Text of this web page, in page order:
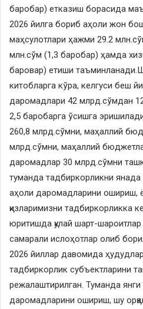
баробар) етказиш борасида
2026 йилга бориб аҳоли жон
маҳсулотлари ҳажми 29.2
млн.сўм (1,3 баробар) ҳамда
баровар) етиши
китобларга кўра, келгуси беш
даромадлари 42 млрд.сўмдан
2,5 баробарга ўсишга
260,8 млрд.сўмни, маҳаллий
млрд.сўмни, маҳаллий
даромадлар 30 млрд.сўмни
туманда тадбиркорликни янада
аҳоли даромадларини ошириш,
қизларимизни тадбиркорликка
юритишда қулай шарт-
самарали ислоҳотлар олиб
2026 йиллар давомида
тадбиркорлик субъектларини
режалаштирилган. Туманда
даромадларини ошириш, шу